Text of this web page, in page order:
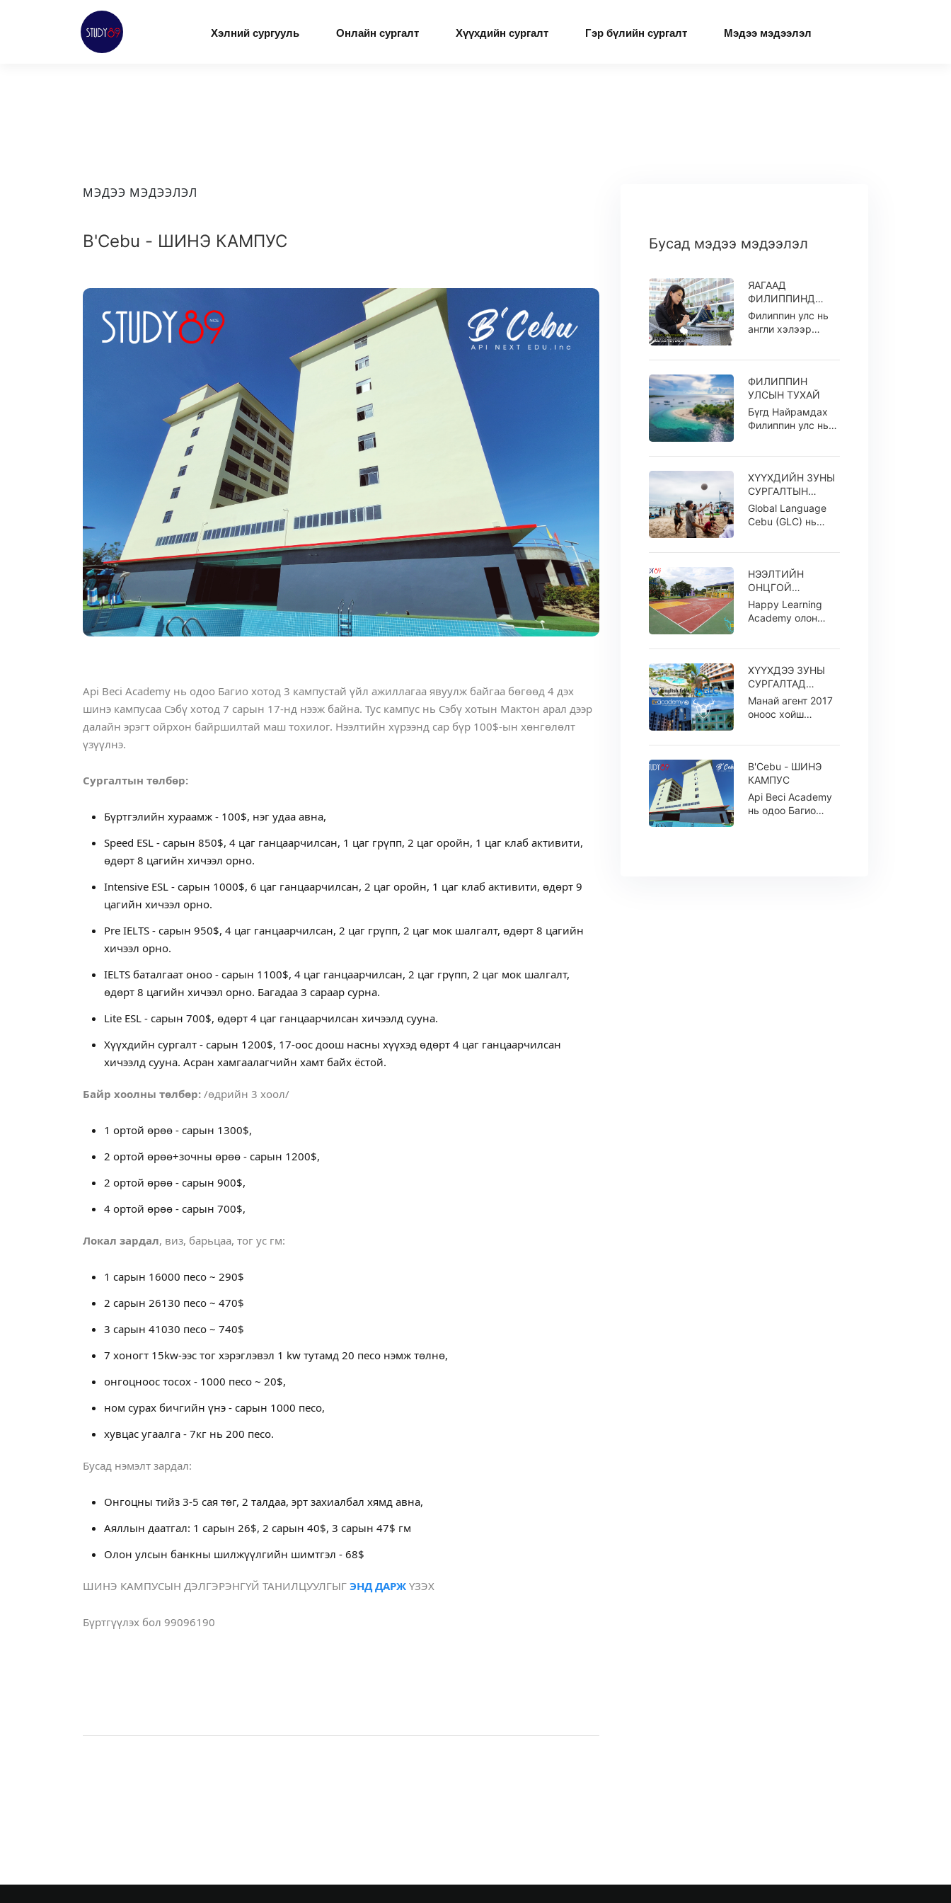
Хэлний сургууль Онлайн сургалт Хүүхдийн сургалт Гэр бүлийн сургалт Мэдээ мэдээлэл
МЭДЭЭ МЭДЭЭЛЭЛ
B'Cebu - ШИНЭ КАМПУС
Api Beci Academy нь одоо Багио хотод 3 кампустай үйл ажиллагаа явуулж байгаа бөгөөд 4 дэх
шинэ кампусаа Сэбү хотод 7 сарын 17-нд нээж байна. Тус кампус нь Сэбү хотын Мактон арал дээр
далайн эрэгт ойрхон байршилтай маш тохилог. Нээлтийн хүрээнд сар бүр 100$-ын хөнгөлөлт
үзүүлнэ.
Сургалтын төлбөр:
Бүртгэлийн хураамж - 100$, нэг удаа авна,
Speed ESL - сарын 850$, 4 цаг ганцаарчилсан, 1 цаг грүпп, 2 цаг оройн, 1 цаг клаб активити,
өдөрт 8 цагийн хичээл орно.
Intensive ESL - сарын 1000$, 6 цаг ганцаарчилсан, 2 цаг оройн, 1 цаг клаб активити, өдөрт 9
цагийн хичээл орно.
Pre IELTS - сарын 950$, 4 цаг ганцаарчилсан, 2 цаг грүпп, 2 цаг мок шалгалт, өдөрт 8 цагийн
хичээл орно.
IELTS баталгаат оноо - сарын 1100$, 4 цаг ганцаарчилсан, 2 цаг грүпп, 2 цаг мок шалгалт,
өдөрт 8 цагийн хичээл орно. Багадаа 3 сараар сурна.
Lite ESL - сарын 700$, өдөрт 4 цаг ганцаарчилсан хичээлд сууна.
Хүүхдийн сургалт - сарын 1200$, 17-оос доош насны хүүхэд өдөрт 4 цаг ганцаарчилсан
хичээлд сууна. Асран хамгаалагчийн хамт байх ёстой.
Байр хоолны төлбөр: /өдрийн 3 хоол/
1 ортой өрөө - сарын 1300$,
2 ортой өрөө+зочны өрөө - сарын 1200$,
2 ортой өрөө - сарын 900$,
4 ортой өрөө - сарын 700$,
Локал зардал, виз, барьцаа, тог ус гм:
1 сарын 16000 песо ~ 290$
2 сарын 26130 песо ~ 470$
3 сарын 41030 песо ~ 740$
7 хоногт 15kw-ээс тог хэрэглэвэл 1 kw тутамд 20 песо нэмж төлнө,
онгоцноос тосох - 1000 песо ~ 20$,
ном сурах бичгийн үнэ - сарын 1000 песо,
хувцас угаалга - 7кг нь 200 песо.
Бусад нэмэлт зардал:
Онгоцны тийз 3-5 сая төг, 2 талдаа, эрт захиалбал хямд авна,
Аяллын даатгал: 1 сарын 26$, 2 сарын 40$, 3 сарын 47$ гм
Олон улсын банкны шилжүүлгийн шимтгэл - 68$
ШИНЭ КАМПУСЫН ДЭЛГЭРЭНГҮЙ ТАНИЛЦУУЛГЫГ ЭНД ДАРЖ ҮЗЭХ
Бүртгүүлэх бол 99096190
Бусад мэдээ мэдээлэл
ЯАГААД
ФИЛИППИНД
АНГЛИ ХЭЛ СУРАХ
ЁСТОЙ ВЭ?
Филиппин улс нь
англи хэлээр
дийлэнх...
ФИЛИППИН
УЛСЫН ТУХАЙ
Бүгд Найрамдах
Филиппин улс нь
ХҮҮХДИЙН ЗУНЫ
СУРГАЛТЫН
БҮРТГЭЛ
ЭХЭЛЛЭЭ
Global Language
Cebu (GLC) нь
Сэбү...
НЭЭЛТИЙН
ОНЦГОЙ
УРАМШУУЛАЛ -
сарын 600$
хөнгөлөлт
Happy Learning
Academy олон
6-нд нэ...
ХҮҮХДЭЭ ЗУНЫ
СУРГАЛТАД
БҮРТГЭЛЭЭРЭЙ
Манай агент 2017
оноос хойш
бөгө...
B'Cebu - ШИНЭ
КАМПУС
Api Beci Academy
нь одоо Багио